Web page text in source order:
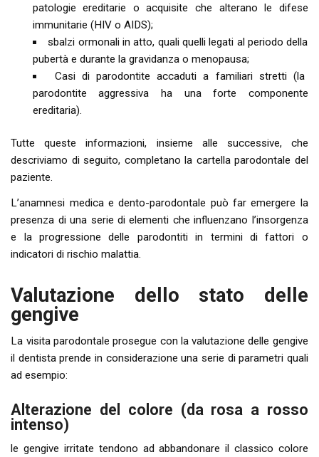
patologie ereditarie o acquisite che alterano le difese
immunitarie (HIV o AIDS);
sbalzi ormonali in atto, quali quelli legati al periodo della
pubertà e durante la gravidanza o menopausa;
Casi di parodontite accaduti a familiari stretti (la
parodontite aggressiva ha una forte componente
ereditaria).
Tutte queste informazioni, insieme alle successive, che
descriviamo di seguito, completano la cartella parodontale del
paziente.
L’anamnesi medica e dento-parodontale può far emergere la
presenza di una serie di elementi che influenzano l’insorgenza
e la progressione delle parodontiti in termini di fattori o
indicatori di rischio malattia.
Valutazione dello stato delle
gengive
La visita parodontale prosegue con la valutazione delle gengive
il dentista prende in considerazione una serie di parametri quali
ad esempio:
Alterazione del colore (da rosa a rosso
intenso)
le gengive irritate tendono ad abbandonare il classico colore